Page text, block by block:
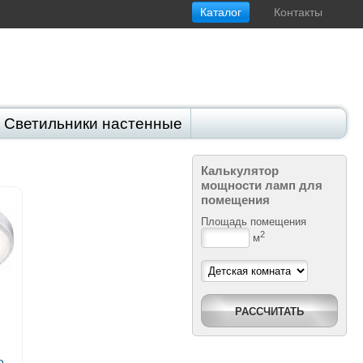
Каталог Контакты
Светильники настенные
Калькулятор
мощности ламп для
помещения
Площадь помещения
м2